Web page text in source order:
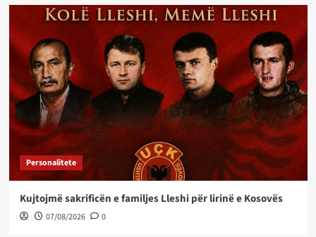
Personalitete
Kujtojmë sakrificën e familjes Lleshi për lirinë e Kosovës
07/08/2026 0